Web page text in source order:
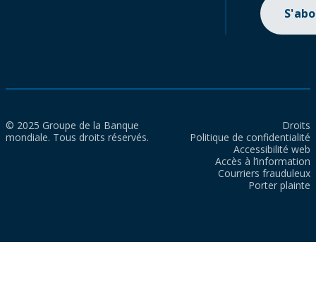
© 2025 Groupe de la Banque
mondiale. Tous droits réservés.
Droits
Politique de confidentialité
Accessibilité web
Accès à l’information
Courriers frauduleux
Porter plainte